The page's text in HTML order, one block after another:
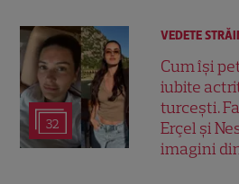
32
VEDETE
Cum își
iubite
turcești.
Erçel și
imagini